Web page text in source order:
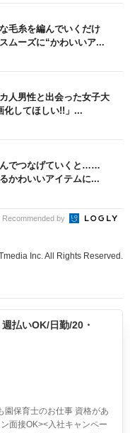
毛糸を編んでいくだけ
ーズに“かわいいア...
人男性と出会った女子大
してほしい!!」...
んでつなげていくと……
かわいいアイテムに...
Recommended by
Inc. All Rights Reserved.
払いOK/日勤/20・
園保育士のお仕事 資格があ
面接OK><入社キャンペー